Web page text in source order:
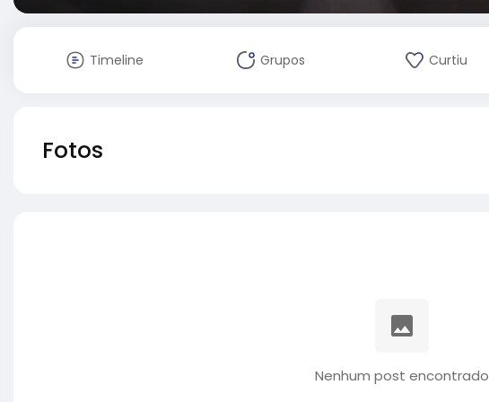
Timeline Grupos Curtiu
Fotos
Nenhum post encontrado